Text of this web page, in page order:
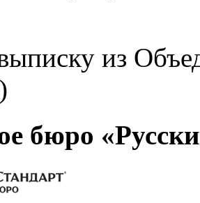
выписку из
бюро